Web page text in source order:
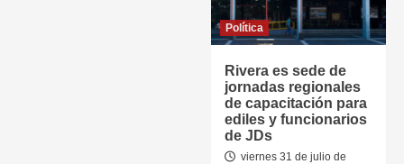
Política
Rivera es sede de
jornadas regionales
de capacitación para
ediles y funcionarios
de JDs
viernes 31 de julio de